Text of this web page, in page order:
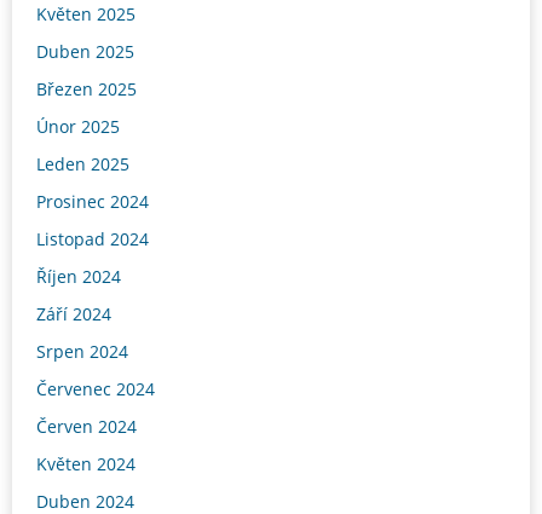
Květen 2025
Duben 2025
Březen 2025
Únor 2025
Leden 2025
Prosinec 2024
Listopad 2024
Říjen 2024
Září 2024
Srpen 2024
Červenec 2024
Červen 2024
Květen 2024
Duben 2024